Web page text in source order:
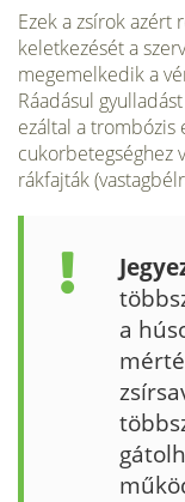
Ezek a zsírok azért
keletkezését a
megemelkedik a
Ráadásul
ezáltal a trom­bózis
cukorbetegséghez
rákfajták
a